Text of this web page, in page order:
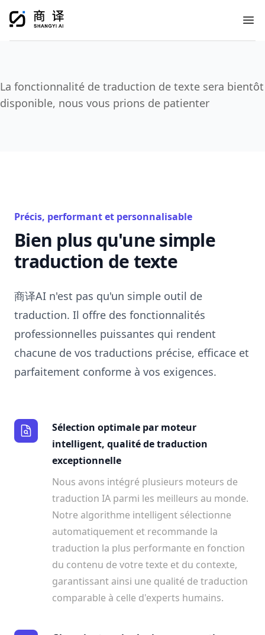
La fonctionnalité de traduction de texte sera bientôt
disponible, nous vous prions de patienter
Précis, performant et personnalisable
Bien plus qu'une simple
traduction de texte
商译AI n'est pas qu'un simple outil de
traduction. Il offre des fonctionnalités
professionnelles puissantes qui rendent
chacune de vos traductions précise, efficace et
parfaitement conforme à vos exigences.
Sélection optimale par moteur
intelligent, qualité de traduction
exceptionnelle
Nous avons intégré plusieurs moteurs de
traduction IA parmi les meilleurs au monde.
Notre algorithme intelligent sélectionne
automatiquement et recommande la
traduction la plus performante en fonction
du contenu de votre texte et du contexte,
garantissant ainsi une qualité de traduction
comparable à celle d'experts humains.